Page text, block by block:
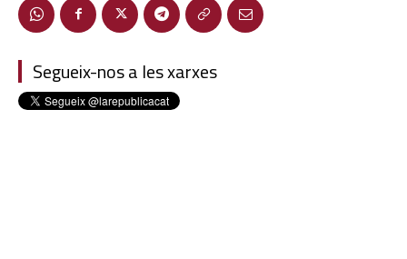
Segueix-nos a les xarxes